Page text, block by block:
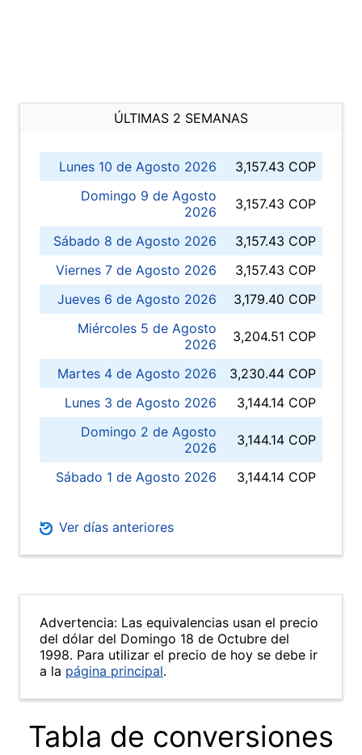
ÚLTIMAS 2 SEMANAS
Lunes 10 de Agosto 2026
3,157.43 COP
Domingo 9 de Agosto
2026
3,157.43 COP
Sábado 8 de Agosto 2026
3,157.43 COP
Viernes 7 de Agosto 2026
3,157.43 COP
Jueves 6 de Agosto 2026
3,179.40 COP
Miércoles 5 de Agosto
2026
3,204.51 COP
Martes 4 de Agosto 2026
3,230.44 COP
Lunes 3 de Agosto 2026
3,144.14 COP
Domingo 2 de Agosto
2026
3,144.14 COP
Sábado 1 de Agosto 2026 3,144.14 COP
Ver días anteriores
Advertencia: Las equivalencias usan el precio
del dólar del Domingo 18 de Octubre del
1998. Para utilizar el precio de hoy se debe ir
a la página principal.
Tabla de conversiones